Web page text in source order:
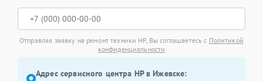
Отправляя заявку на ремонт техники HP, Вы соглашаетесь с Политикой
конфиденциальности
Адрес сервисного центра HP в Ижевске: